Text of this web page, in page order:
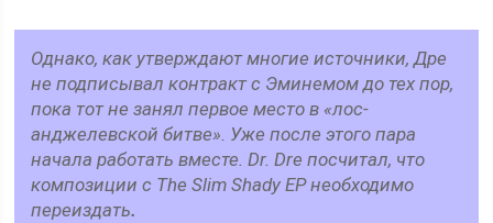
Однако, как утверждают многие источники, Дре
не подписывал контракт с Эминемом до тех пор,
пока тот не занял первое место в «лос-
анджелевской битве». Уже после этого пара
начала работать вместе. Dr. Dre посчитал, что
композиции с The Slim Shady EP необходимо
переиздать.